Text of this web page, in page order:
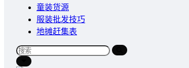
童装货源
服装批发技巧
地摊赶集表